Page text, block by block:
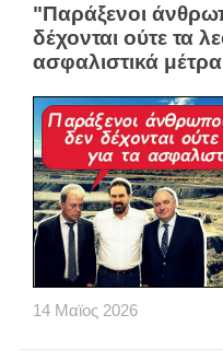
"Παράξενοι
δέχονται ούτε τα
ασφαλιστικά
14 Μαϊος 2026